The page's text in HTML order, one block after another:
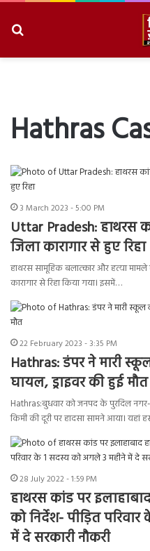
Hathras
3 March 2023 - 5:00 PM
Uttar Pradesh: हाथरस
जिला कारागार से हुए रिहा
हाथरस सामूहिक बलात्कार और हत्या मामले
कारागार से रिहा किया गया। इसमें…
22 February 2023 - 3:35 PM
Hathras: डंपर ने मारी
घायल, ड्राइवर की हुई मौत
Hathras:बुधवार को जनपद के पुरदिल
किमी की दूरी पर हादसा सामने आया। यहां
28 July 2022 - 1:59 PM
हाथरस कांड पर
को निर्देश- पीड़ित
में दे सरकारी नौकरी